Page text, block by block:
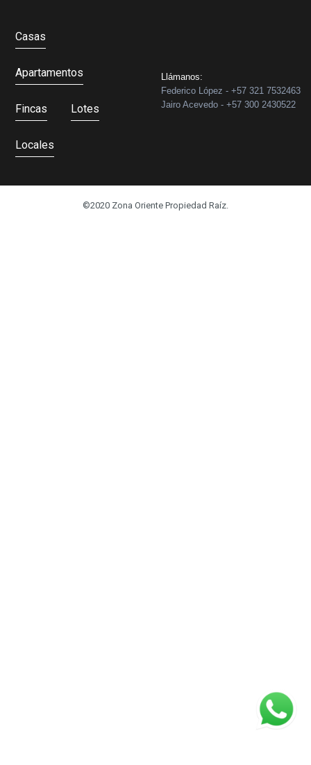
Casas
Apartamentos
Fincas Lotes
Locales
Llámanos:
Federico López - +57 321 7532463
Jairo Acevedo - +57 300 2430522
©2020 Zona Oriente Propiedad Raíz.